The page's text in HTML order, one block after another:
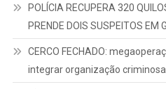
POLÍCIA RECUPERA 320
PRENDE DOIS SUSPEITOS EM
CERCO FECHADO:
integrar organização